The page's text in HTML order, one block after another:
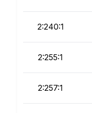
2:240:1
2:255:1
2:257:1